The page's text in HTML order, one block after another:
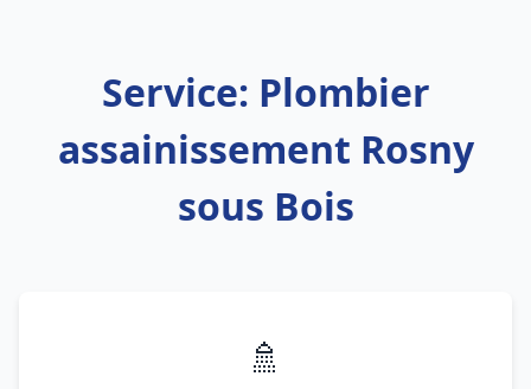
Service: Plombier
assainissement Rosny
sous Bois
🚿